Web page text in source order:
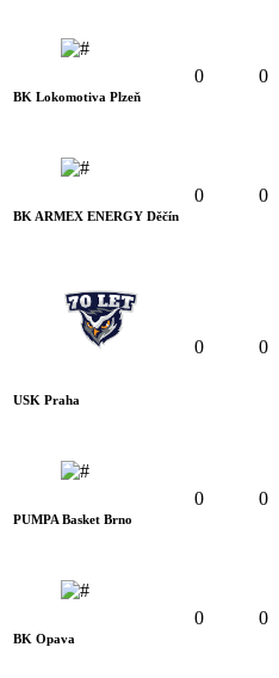
BK Lokomotiva Plzeň
0 0
BK ARMEX ENERGY Děčín
0 0
USK Praha
0 0
PUMPA Basket Brno
0 0
BK Opava
0 0